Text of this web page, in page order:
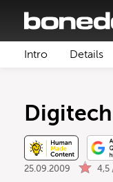
Intro Details
25.09.2009 4,5